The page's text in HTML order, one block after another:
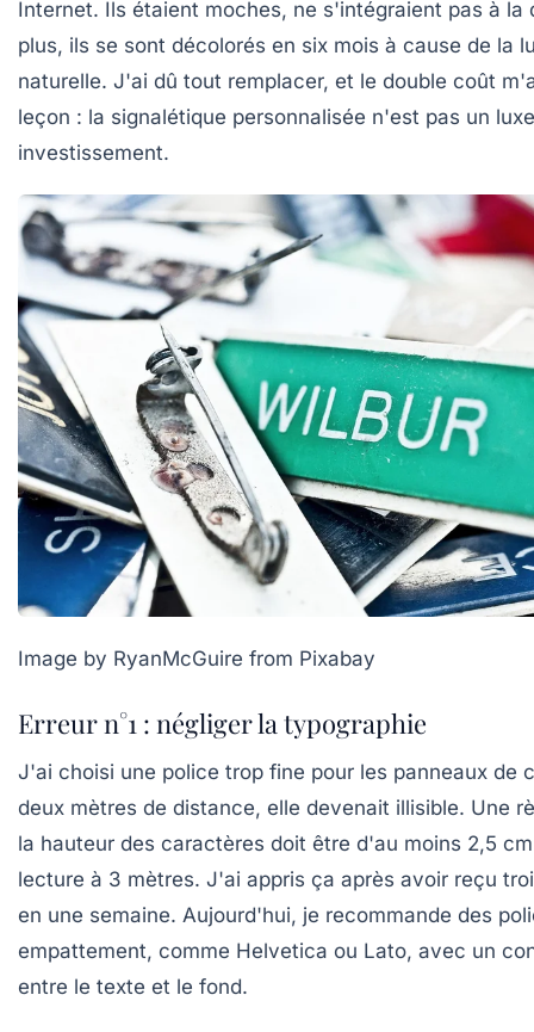
Internet. Ils étaient moches, ne s'intégraient pas à la
plus, ils se sont décolorés en six mois à cause de la
naturelle. J'ai dû tout remplacer, et le double coût
leçon : la signalétique personnalisée n'est pas un
investissement.
Image by RyanMcGuire from Pixabay
Erreur n°1 : négliger la typographie
J'ai choisi une police trop fine pour les panneaux de
deux mètres de distance, elle devenait illisible. Une
la hauteur des caractères doit être d'au moins 2,5
lecture à 3 mètres. J'ai appris ça après avoir reçu
en une semaine. Aujourd'hui, je recommande des
empattement, comme Helvetica ou Lato, avec un
entre le texte et le fond.